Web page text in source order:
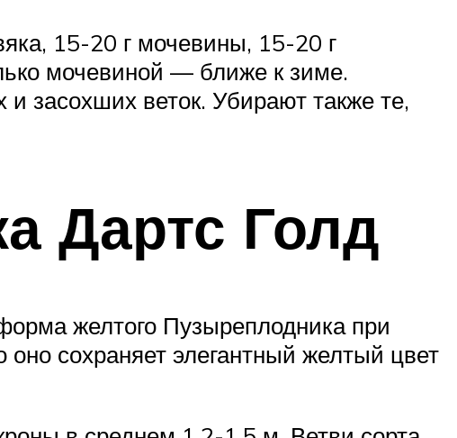
15-20 г мочевины, 15-20 г
мочевиной — ближе к зиме.
засохших веток. Убирают также те,
Дартс Голд
желтого Пузыреплодника при
сохраняет элегантный желтый цвет